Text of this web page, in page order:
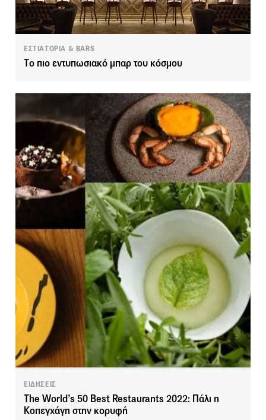
ΕΣΤΙΑΤΟΡΙΑ & BARS
Tο πιο εντυπωσιακό μπαρ του κόσμου
ΕΙΔΗΣΕΙΣ
The World’s 50 Best Restaurants 2022: Πάλι η
Κοπεγχάγη στην κορυφή